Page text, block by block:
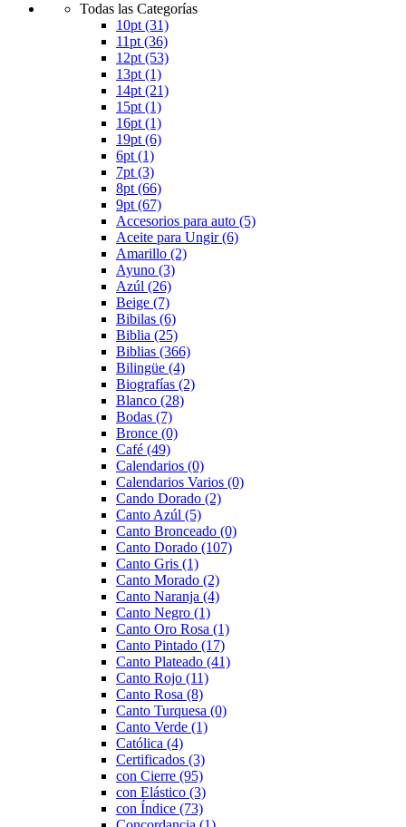
Todas las Categorías
10pt (31)
11pt (36)
12pt (53)
13pt (1)
14pt (21)
15pt (1)
16pt (1)
19pt (6)
6pt (1)
7pt (3)
8pt (66)
9pt (67)
Accesorios para auto (5)
Aceite para Ungir(6)
Amarillo (2)
Ayuno (3)
Azúl (26)
Beige (7)
Bibilas (6)
Biblia (25)
Biblias (366)
Bilingüe (4)
Biografías (2)
Blanco (28)
Bodas (7)
Bronce (0)
Café (49)
Calendarios (0)
Calendarios Varios (0)
Cando Dorado (2)
Canto Azúl (5)
Canto Bronceado (0)
Canto Dorado (107)
Canto Gris (1)
Canto Morado (2)
Canto Naranja (4)
Canto Negro (1)
Canto Oro Rosa (1)
Canto Pintado (17)
Canto Plateado (41)
Canto Rojo (11)
Canto Rosa (8)
Canto Turquesa (0)
Canto Verde (1)
Católica (4)
Certificados (3)
con Cierre (95)
con Elástico (3)
con Índice (73)